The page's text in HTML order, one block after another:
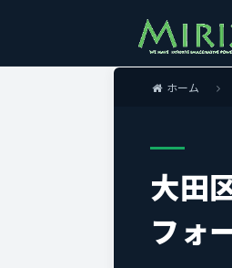
ホーム
大田
フォ